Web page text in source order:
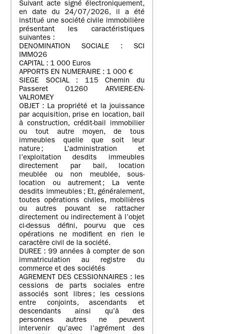
Suivant acte signé électroniquement,
en date du 24/07/2026, il a été
institué une société civile immobilière
présentant les caractéristiques
suivantes :
DENOMINATION SOCIALE : SCI
IMMO26
CAPITAL : 1 000 Euros
APPORTS EN NUMERAIRE : 1 000 €
SIEGE SOCIAL : 115 Chemin du
Passeret 01260 ARVIERE-EN-
VALROMEY
OBJET : La propriété et la jouissance
par acquisition, prise en location, bail
à construction, crédit-bail immobilier
ou tout autre moyen, de tous
immeubles quelle que soit leur
nature ; L’administration et
l’exploitation desdits immeubles
directement par bail, location
meublée ou non meublée, sous-
location ou autrement ; La vente
desdits immeubles ; Et, généralement,
toutes opérations civiles, mobilières
ou autres pouvant se rattacher
directement ou indirectement à l’objet
ci-dessus défini, pourvu que ces
opérations ne modifient en rien le
caractère civil de la société.
DUREE : 99 années à compter de son
immatriculation au registre du
commerce et des sociétés
AGREMENT DES CESSIONNAIRES : les
cessions de parts sociales entre
associés sont libres ; les cessions
entre conjoints, ascendants et
descendants ainsi qu’à des
personnes autres ne peuvent
intervenir qu’avec l’agrément des